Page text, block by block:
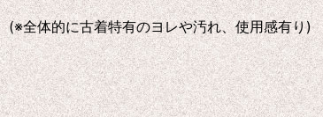
(※全体的に古着特有のヨレや汚れ、使用感有り)